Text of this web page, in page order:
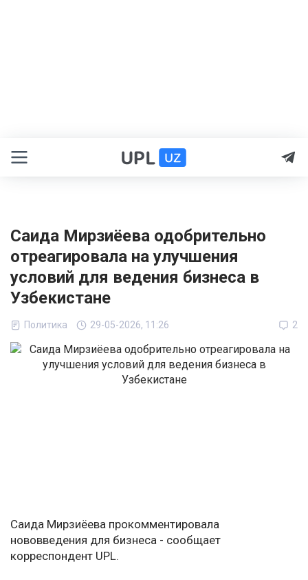
Саида Мирзиёева одобрительно
отреагировала на улучшения
условий для ведения бизнеса в
Узбекистане
Политика 29-05-2026, 11:26 2
Саида Мирзиёева прокомментировала
нововведения для бизнеса - сообщает
корреспондент UPL.